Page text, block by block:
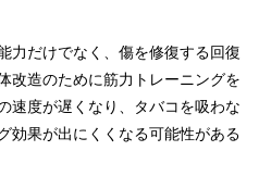
力だけでなく、傷を修復する回復
改造のために筋力トレーニングを
速度が遅くなり、タバコを吸わな
効果が出にくくなる可能性がある